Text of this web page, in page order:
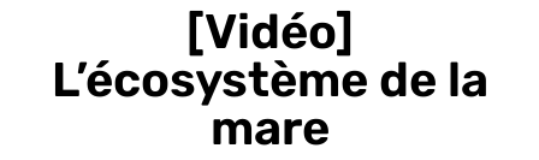
[Vidéo]
L’écosystème de la
mare